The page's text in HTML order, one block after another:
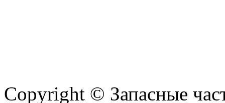
Copyright © Запасные